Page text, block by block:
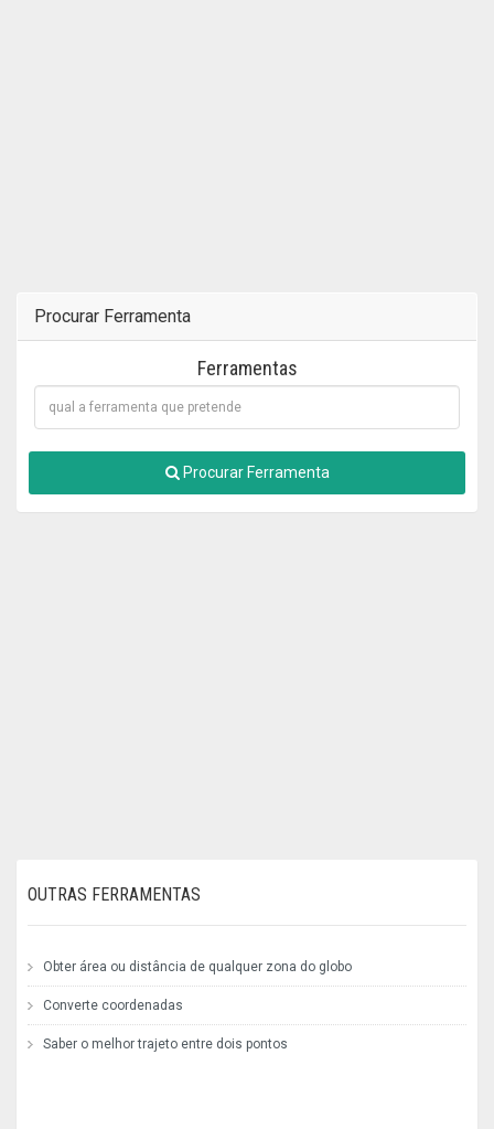
Procurar Ferramenta
Ferramentas
Procurar Ferramenta
OUTRAS FERRAMENTAS
Obter área ou distância de qualquer zona do globo
Converte coordenadas
Saber o melhor trajeto entre dois pontos